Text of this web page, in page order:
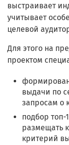
выстраивает
учитывает
целевой
Для этого на
проектом
выдачи по
запросам о
подбор топ-
размещать
критерий